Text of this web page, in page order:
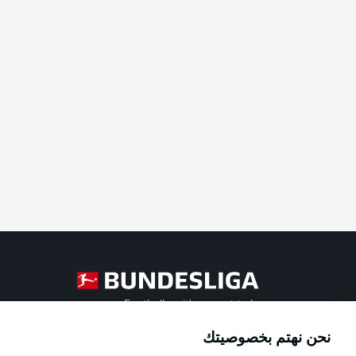
Football as it's meant to be
Official Partners
نحن نهتم بخصوصيتك